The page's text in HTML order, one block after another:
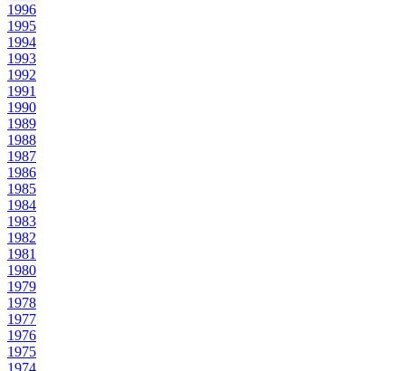
1996
1995
1994
1993
1992
1991
1990
1989
1988
1987
1986
1985
1984
1983
1982
1981
1980
1979
1978
1977
1976
1975
1974